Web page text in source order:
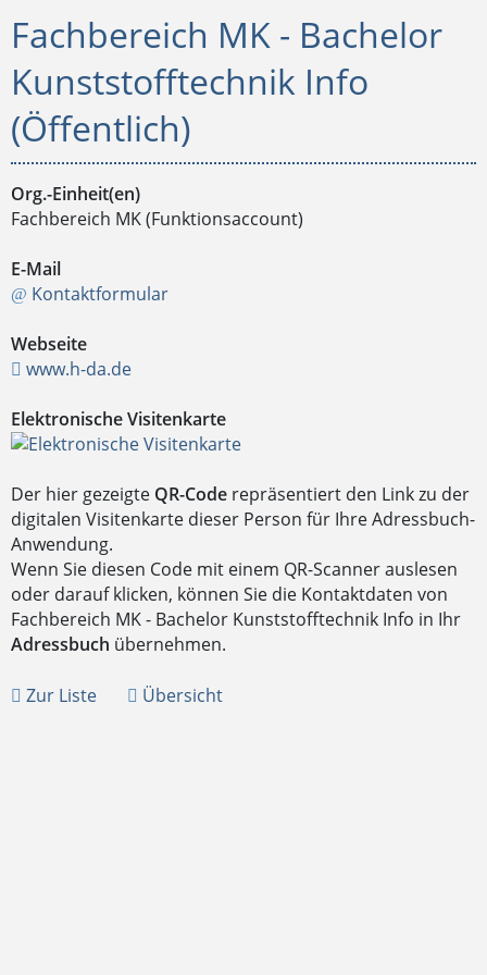
Fachbereich MK - Bachelor
Kunststofftechnik Info
(Öffentlich)
Org.-Einheit(en)
Fachbereich MK (Funktionsaccount)
E-Mail
Kontaktformular
Webseite
www.h-da.de
Elektronische Visitenkarte
Der hier gezeigte QR-Code repräsentiert den Link zu der
digitalen Visitenkarte dieser Person für Ihre Adressbuch-
Anwendung.
Wenn Sie diesen Code mit einem QR-Scanner auslesen
oder darauf klicken, können Sie die Kontaktdaten von
Fachbereich MK - Bachelor Kunststofftechnik Info in Ihr
Adressbuch übernehmen.
Zur Liste Übersicht